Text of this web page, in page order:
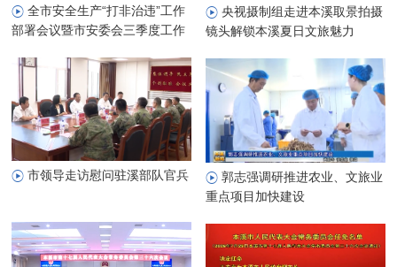
全市安全生产“打非治违”工作
部署会议暨市安委会三季度工作
央视摄制组走进本溪取景拍摄
镜头解锁本溪夏日文旅魅力
市领导走访慰问驻溪部队官兵
郭志强调研推进农业、文旅业
重点项目加快建设